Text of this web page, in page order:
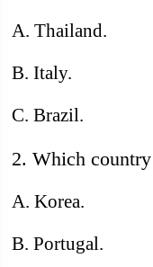
A. Thailand.
B. Italy.
C. Brazil.
2. Which
A. Korea.
B. Portugal.